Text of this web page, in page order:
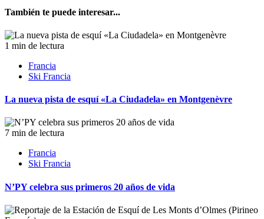
También te puede interesar...
1 min de lectura
Francia
Ski Francia
La nueva pista de esquí «La Ciudadela» en Montgenèvre
7 min de lectura
Francia
Ski Francia
N’PY celebra sus primeros 20 años de vida